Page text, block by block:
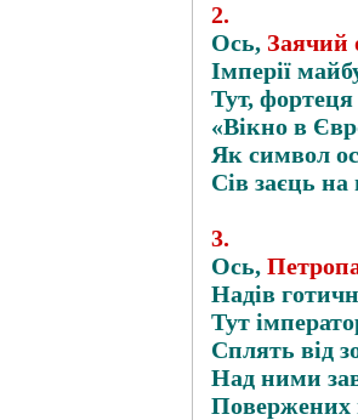
2.
Ось, Заячий
Імперії
Тут,
«Вікно в
Як символ
Сів заєць на
3.
Ось,
Надів
Тут
Сплять від
Над ними
Повержених